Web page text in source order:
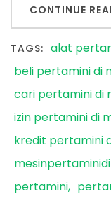
CONTINUE
TAGS: alat
beli pertamini di
cari pertamini di
izin pertamini di
kredit pertamini
pertamini